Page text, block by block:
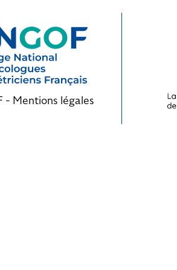
- Mentions légales